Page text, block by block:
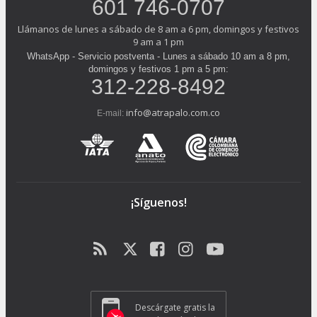
601 746-0707
Llámanos de lunes a sábado de 8 am a 6 pm, domingos y festivos
9 am a 1 pm
WhatsApp - Servicio postventa - Lunes a sábado 10 am a 8 pm,
domingos y festivos 1 pm a 5 pm:
312-228-8492
E-mail: info@atrapalo.com.co
¡Síguenos!
Descárgate gratis la